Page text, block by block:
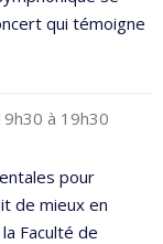
qui témoigne
à 19h30
pour
de mieux en
Faculté de